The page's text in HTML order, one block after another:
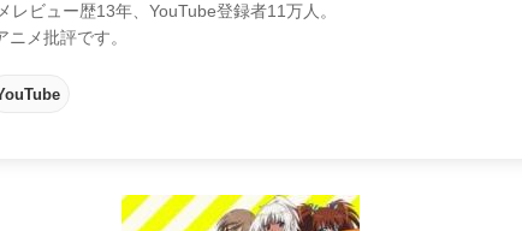
レビュー歴13年、YouTube登録者11万人。
メ批評です。